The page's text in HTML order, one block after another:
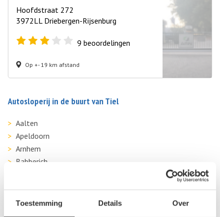
Toestemming Details Over
Hoofdstraat 272
3972LL Driebergen-Rijsenburg
9 beoordelingen
Op +- 19 km afstand
Autosloperij in de buurt van Tiel
Aalten
Apeldoorn
Arnhem
Babberich
Bemmel
Beuningen Gld